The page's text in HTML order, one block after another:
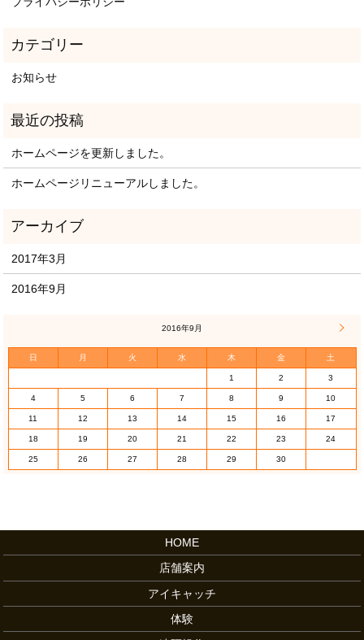
お知らせ
ホームページを更新しました。
ホームページリニューアルしました。
2017年3月
2016年9月
2016年9月
日 月 火 水 木 金 土
3月 »
1 2 3
4 5 6 7 8 9 10
11 12 13 14 15 16 17
18 19 20 21 22 23 24
25 26 27 28 29 30
HOME
店舗案内
アイキャッチ
体験